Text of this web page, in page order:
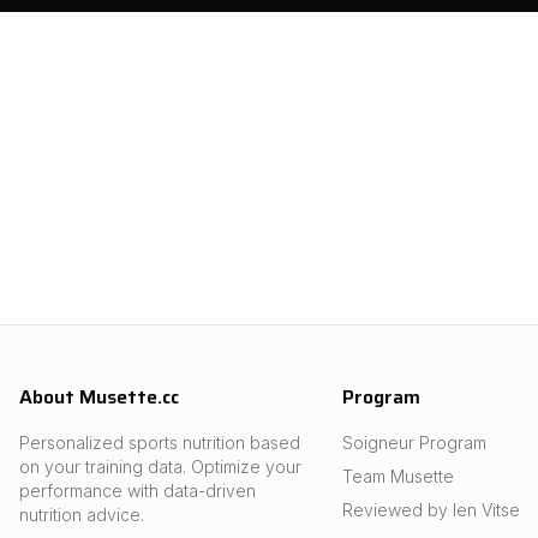
About Musette.cc
Personalized sports nutrition based
on your training data. Optimize your
performance with data-driven
nutrition advice.
Program
Soigneur Program
Team Musette
Reviewed by Ien Vitse